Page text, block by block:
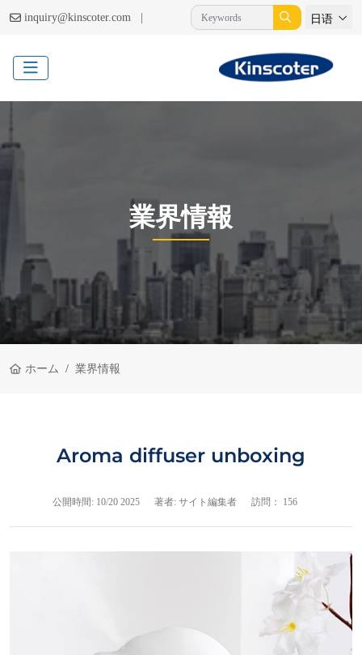
inquiry@kinscoter.com | 日语
業界情報
ホーム 業界情報
Aroma diffuser unboxing
公開時間: 10/20 2025 著者: サイト編集者 訪問： 156